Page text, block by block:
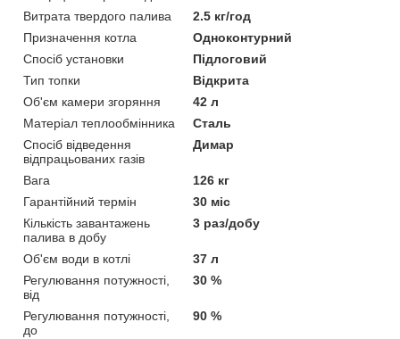
Витрата твердого палива
2.5 кг/год
Призначення котла
Одноконтурний
Спосіб установки
Підлоговий
Тип топки
Відкрита
Об'єм камери згоряння
42 л
Матеріал теплообмінника
Сталь
Спосіб відведення
відпрацьованих газів
Димар
Вага
126 кг
Гарантійний термін
30 міс
Кількість завантажень
палива в добу
3 раз/добу
Об'єм води в котлі
37 л
Регулювання потужності,
від
30 %
Регулювання потужності,
до
90 %